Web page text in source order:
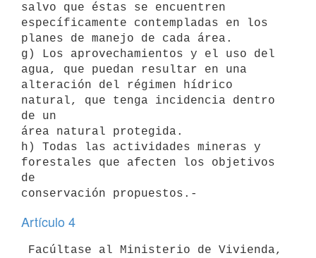
salvo que éstas se encuentren
específicamente contempladas en los
planes de manejo de cada área.
g) Los aprovechamientos y el uso del
agua, que puedan resultar en una
alteración del régimen hídrico
natural, que tenga incidencia dentro
de un
área natural protegida.
h) Todas las actividades mineras y
forestales que afecten los objetivos
de
Artículo 4